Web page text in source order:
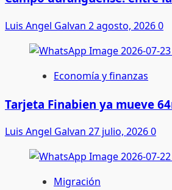
Luis Angel Galvan 2 agosto, 20260
Economía y finanzas
Tarjeta Finabien ya mueve
Luis Angel Galvan 27 julio, 20260
Migración